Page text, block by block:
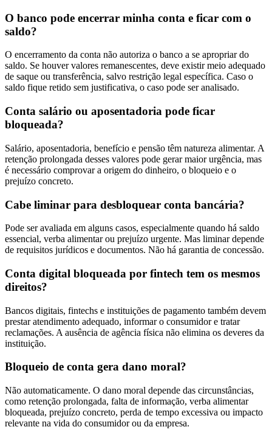
O banco pode encerrar minha conta e ficar com o
saldo?
O encerramento da conta não autoriza o banco a se apropriar do
saldo. Se houver valores remanescentes, deve existir meio adequado
de saque ou transferência, salvo restrição legal específica. Caso o
saldo fique retido sem justificativa, o caso pode ser analisado.
Conta salário ou aposentadoria pode ficar
bloqueada?
Salário, aposentadoria, benefício e pensão têm natureza alimentar. A
retenção prolongada desses valores pode gerar maior urgência, mas
é necessário comprovar a origem do dinheiro, o bloqueio e o
prejuízo concreto.
Cabe liminar para desbloquear conta bancária?
Pode ser avaliada em alguns casos, especialmente quando há saldo
essencial, verba alimentar ou prejuízo urgente. Mas liminar depende
de requisitos jurídicos e documentos. Não há garantia de concessão.
Conta digital bloqueada por fintech tem os mesmos
direitos?
Bancos digitais, fintechs e instituições de pagamento também devem
prestar atendimento adequado, informar o consumidor e tratar
reclamações. A ausência de agência física não elimina os deveres da
instituição.
Bloqueio de conta gera dano moral?
Não automaticamente. O dano moral depende das circunstâncias,
como retenção prolongada, falta de informação, verba alimentar
bloqueada, prejuízo concreto, perda de tempo excessiva ou impacto
relevante na vida do consumidor ou da empresa.